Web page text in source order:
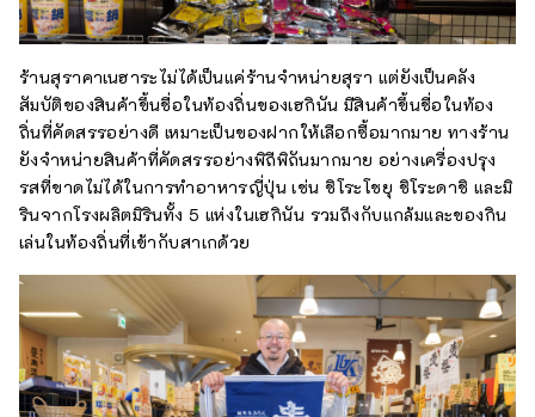
ร้านสุราคาเนฮาระไม่ได้เป็นแค่ร้านจำหน่ายสุรา แต่ยังเป็นคลัง
สัมบัติของสินค้าขึ้นชื่อในท้องถิ่นของเฮกินัน มีสินค้าขึ้นชื่อในท้อง
ถิ่นที่คัดสรรอย่างดี เหมาะเป็นของฝากให้เลือกซื้อมากมาย ทางร้าน
ยังจำหน่ายสินค้าที่คัดสรรอย่างพิถีพิถันมากมาย อย่างเครื่องปรุง
รสที่ขาดไม่ได้ในการทำอาหารญี่ปุ่น เช่น ชิโระโชยุ ชิโระดาชิ และมิ
รินจากโรงผลิตมิรินทั้ง 5 แห่งในเฮกินัน รวมถึงกับแกล้มและของกิน
เล่นในท้องถิ่นที่เข้ากับสาเกด้วย